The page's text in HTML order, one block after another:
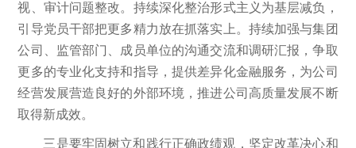
视、审计问题整改。持续深化整治形式主义为基层减负，
引导党员干部把更多精力放在抓落实上。持续加强与集团
公司、监管部门、成员单位的沟通交流和调研汇报，争取
更多的专业化支持和指导，提供差异化金融服务，为公司
经营发展营造良好的外部环境，推进公司高质量发展不断
取得新成效。
三是要牢固树立和践行正确政绩观，坚定改革决心和